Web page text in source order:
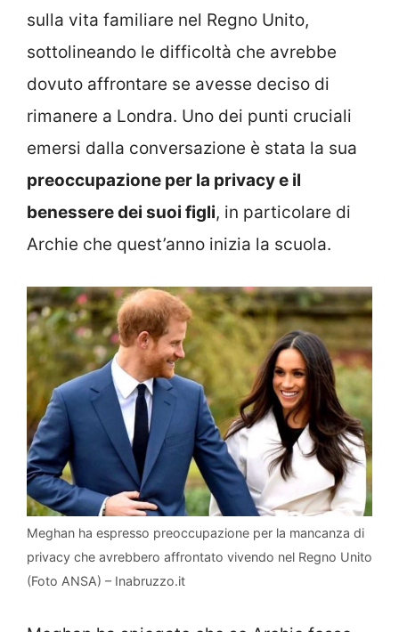
sulla vita familiare nel Regno Unito,
sottolineando le difficoltà che avrebbe
dovuto affrontare se avesse deciso di
rimanere a Londra. Uno dei punti cruciali
emersi dalla conversazione è stata la sua
preoccupazione per la privacy e il
benessere dei suoi figli, in particolare di
Archie che quest’anno inizia la scuola.
Meghan ha espresso preoccupazione per la mancanza di
privacy che avrebbero affrontato vivendo nel Regno Unito
(Foto ANSA) – Inabruzzo.it